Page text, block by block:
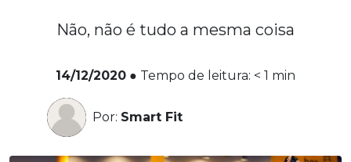
Não, não é tudo a mesma coisa
14/12/2020 ● Tempo de leitura: < 1 min
Por: Smart Fit